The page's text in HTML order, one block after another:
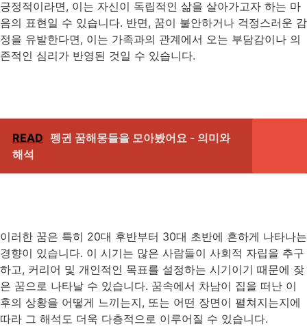
긍정적이라면, 이는 자신이 독립적인 삶을 살아가고자 하는 마
음의 표현일 수 있습니다. 반면, 꿈이 불안하거나 걱정스러운 감
정을 유발한다면, 이는 가족과의 관계에서 오는 부담감이나 의
존적인 심리가 반영된 것일 수 있습니다.
READ 펭귄 꿈해몽들을 모아봤어요 - 의미와
해석
이러한 꿈은 특히 20대 후반부터 30대 초반에 흔하게 나타나는
경향이 있습니다. 이 시기는 많은 사람들이 사회적 자립을 추구
하고, 커리어 및 개인적인 목표를 설정하는 시기이기 때문에 잦
은 꿈으로 나타날 수 있습니다. 꿈속에서 차남이 집을 떠난 이
후의 상황을 어떻게 느끼는지, 또는 어떤 장면이 펼쳐지는지에
따라 그 해석도 더욱 다층적으로 이루어질 수 있습니다.